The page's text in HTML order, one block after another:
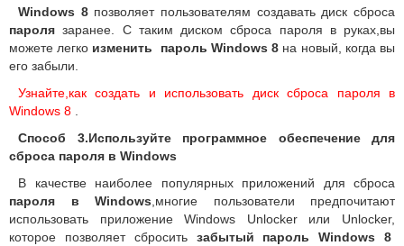
Windows 8позволяет пользователям создавать диск сброса
пароля заранее. С таким диском сброса пароля в руках,вы
можете легко изменить пароль Windows 8 на новый, когда вы
его забыли.
Узнайте,как создать и использовать диск сброса пароля в
Windows 8 .
Способ 3.Используйте программное обеспечениедля
сброса пароля в Windows
В качестве наиболее популярных приложений для сброса
пароля в Windows,многие пользователи предпочитают
использовать приложение Windows Unlocker или Unlocker,
которое позволяет сбросить забытый пароль Windows 8